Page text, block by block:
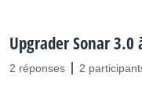
Upgrader Sonar 3.0
2 réponses 2